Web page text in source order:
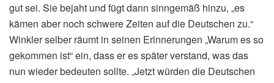
gut sei. Sie bejaht und fügt dann sinngemäß hinzu, „es
kämen aber noch schwere Zeiten auf die Deutschen zu.“
Winkler selber räumt in seinen Erinnerungen „Warum es so
gekommen ist“ ein, dass er es später verstand, was das
nun wieder bedeuten sollte. „Jetzt würden die Deutschen